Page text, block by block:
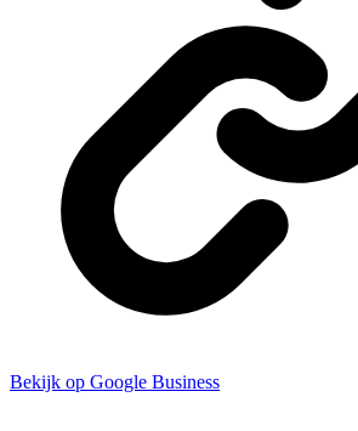
Bekijk op Google Business